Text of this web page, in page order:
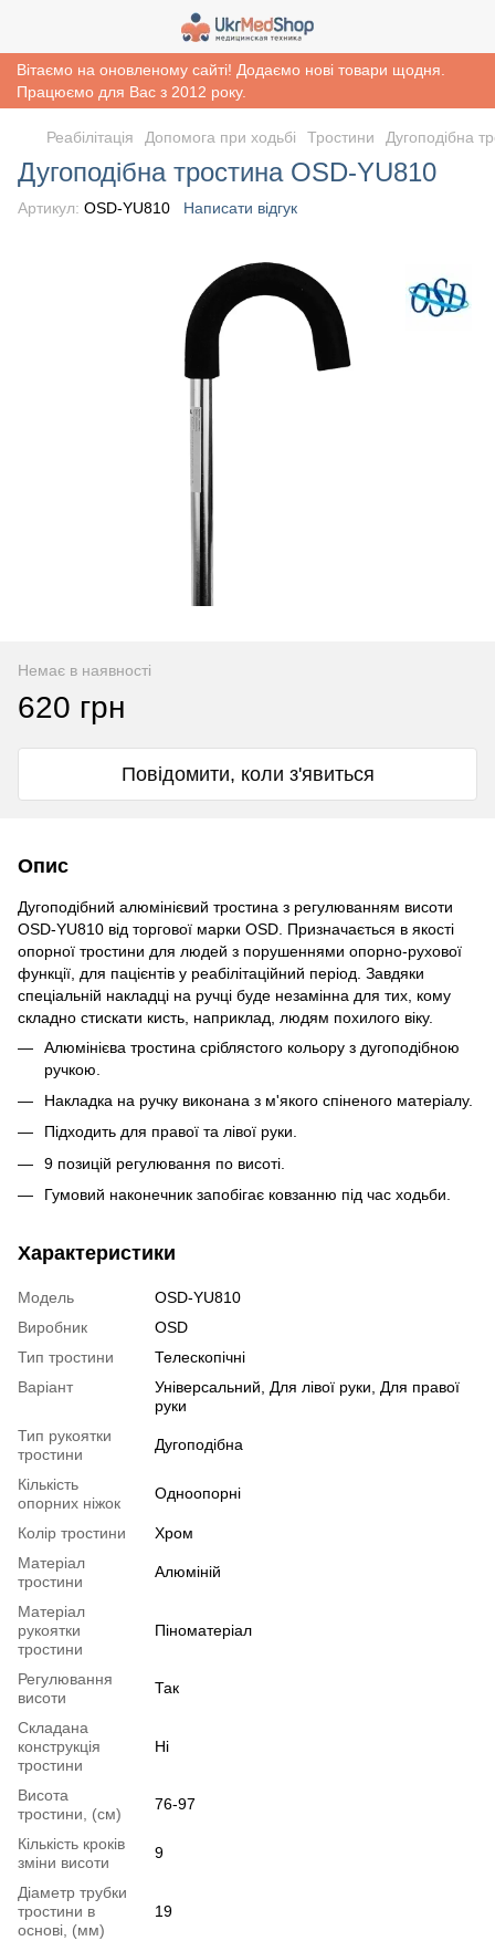
Вітаємо на оновленому сайті! Додаємо нові товари щодня.
Працюємо для Вас з 2012 року.
Реабiлiтацiя Допомога при ходьбі Тростини Дугоподібна
Дугоподібна тростина OSD-YU810
Артикул: OSD-YU810 Написати відгук
Немає в наявності
620 грн
Повідомити, коли з'явиться
Опис
Дугоподібний алюмінієвий тростина з регулюванням висоти
OSD-YU810 від торгової марки OSD. Призначається в якості
опорної тростини для людей з порушеннями опорно-рухової
функції, для пацієнтів у реабілітаційний період. Завдяки
спеціальній накладці на ручці буде незамінна для тих, кому
складно стискати кисть, наприклад, людям похилого віку.
Алюмінієва тростина сріблястого кольору з дугоподібною
ручкою.
Накладка на ручку виконана з м'якого спіненого матеріалу.
Підходить для правої та лівої руки.
9 позицій регулювання по висоті.
Гумовий наконечник запобігає ковзанню під час ходьби.
Характеристики
Модель
OSD-YU810
Виробник
OSD
Тип тростини
Телескопічні
Варіант
Універсальний Для лівої руки
Для правої
руки
Тип рукоятки
тростини
Дугоподібна
Кількість
опорних ніжок
Одноопорні
Колір тростини
Хром
Матеріал
тростини
Алюміній
Матеріал
рукоятки
тростини
Піноматеріал
Регулювання
висоти
Так
Складана
конструкція
тростини
Ні
Висота
тростини, (см)
76-97
Кількість кроків
зміни висоти
9
Діаметр трубки
тростини в
основі, (мм)
19